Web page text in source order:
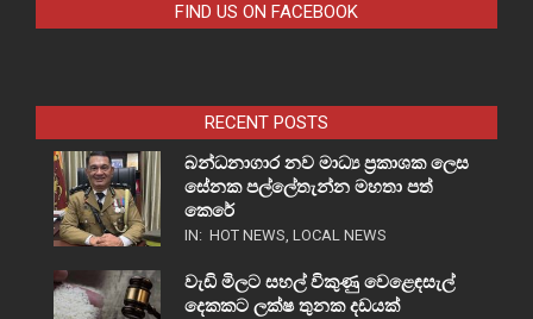
FIND US ON FACEBOOK
RECENT POSTS
බන්ධනාගාර නව මාධ්‍ය ප්‍රකාශක ලෙස
සේනක පල්ලේතැන්න මහතා පත්
කෙරේ
IN: HOT NEWS, LOCAL NEWS
වැඩි මිලට සහල් විකුණු වෙළෙඳසැල්
දෙකකට ලක්ෂ තුනක දඩයක්